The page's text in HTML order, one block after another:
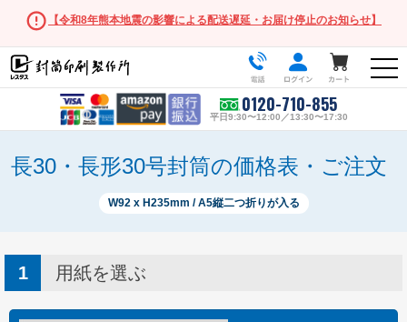
【令和8年熊本地震の影響による配送遅延・お届け停止のお知らせ】
0120-710-855
平日9:30〜12:00／13:30〜17:30
長形3号
長30・長形30号封筒の価格表・ご注文
W92 x H235mm / A5縦二つ折りが入る
用紙を選ぶ